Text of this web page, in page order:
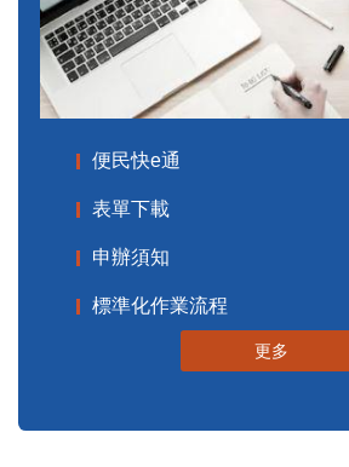
便民快e通
表單下載
申辦須知
標準化作業流程
更多